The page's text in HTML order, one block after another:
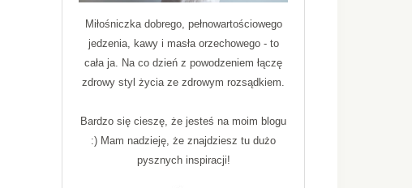
Miłośniczka dobrego, pełnowartościowego
jedzenia, kawy i masła orzechowego - to
cała ja. Na co dzień z powodzeniem łączę
zdrowy styl życia ze zdrowym rozsądkiem.
Bardzo się cieszę, że jesteś na moim blogu
:) Mam nadzieję, że znajdziesz tu dużo
pysznych inspiracji!